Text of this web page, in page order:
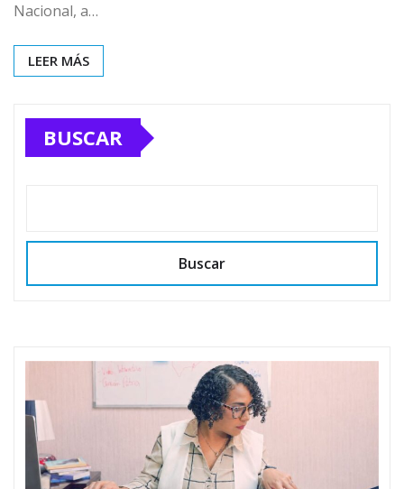
Nacional, a…
LEER MÁS
BUSCAR
Buscar